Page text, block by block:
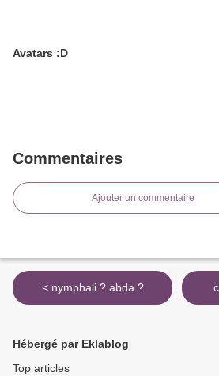
Avatars :D
Commentaires
Ajouter un commentaire
< nymphali ? abda ?
Hébergé par Eklablog
Top articles